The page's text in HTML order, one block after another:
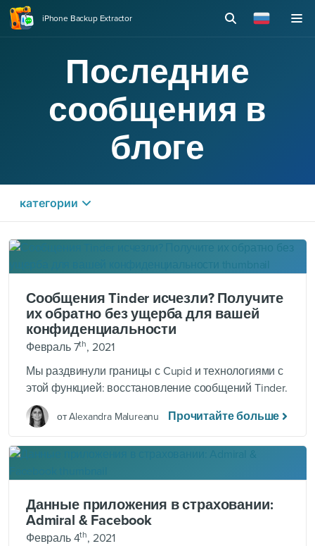
iPhone Backup Extractor
Последние
сообщения в
блоге
категории
Сообщения Tinder исчезли? Получите
их обратно без ущерба для вашей
конфиденциальности
Февраль 7th, 2021
Мы раздвинули границы с Cupid и технологиями с
этой функцией: восстановление сообщений Tinder.
от Alexandra Malureanu Прочитайте больше
Данные приложения в страховании:
Admiral & Facebook
Февраль 4th, 2021